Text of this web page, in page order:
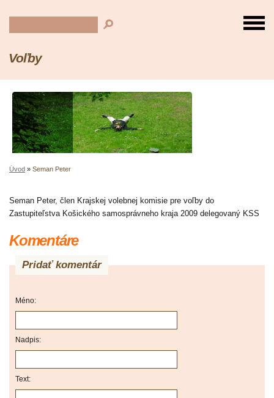
Voľby
Úvod » Seman Peter
Seman Peter, člen Krajskej volebnej komisie pre voľby do
Zastupiteľstva Košického samosprávneho kraja 2009 delegovaný KSS
Komentáre
Pridať komentár
Méno:
Nadpis:
Text: